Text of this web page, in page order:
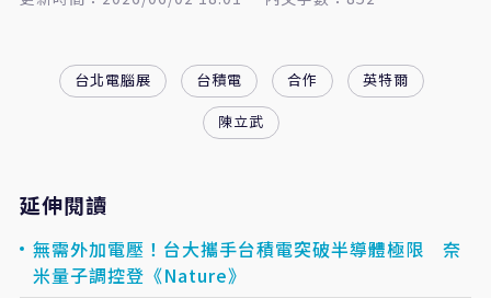
台北電腦展 台積電 合作
英特爾
陳立武
延伸閱讀
無需外加電壓！台大攜手台積電突破半導體極限 奈
米量子調控登《Nature》